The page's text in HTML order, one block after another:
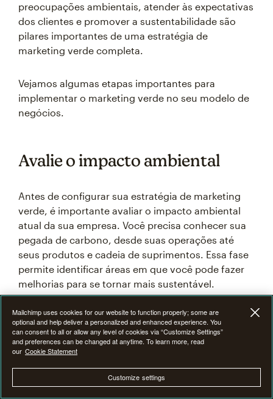
preocupações ambientais, atender às expectativas
dos clientes e promover a sustentabilidade são
pilares importantes de uma estratégia de
marketing verde completa.
Vejamos algumas etapas importantes para
implementar o marketing verde no seu modelo de
negócios.
Avalie o impacto ambiental
Antes de configurar sua estratégia de marketing
verde, é importante avaliar o impacto ambiental
atual da sua empresa. Você precisa conhecer sua
pegada de carbono, desde suas operações até
seus produtos e cadeia de suprimentos. Essa fase
permite identificar áreas em que você pode fazer
melhorias para se tornar mais sustentável.
Marcas sustentáveis procuram oportunidades para
reduzir o consumo de energia, minimizar o
desperdício ou usar materiais sustentáveis.
pode encontrar seus pontos fortes atuais.
Mailchimp uses cookies for our website to function properly; some are
optional and help deliver a personalized and enhanced experience. You
can consent to all or allow any level of cookies via “Customize Settings”
and preferences can be changed at anytime. To learn more, read
our Cookie Statement
Customize settings